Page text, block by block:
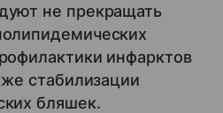
не прекращать
инфарктов
стабилизации
бляшек.